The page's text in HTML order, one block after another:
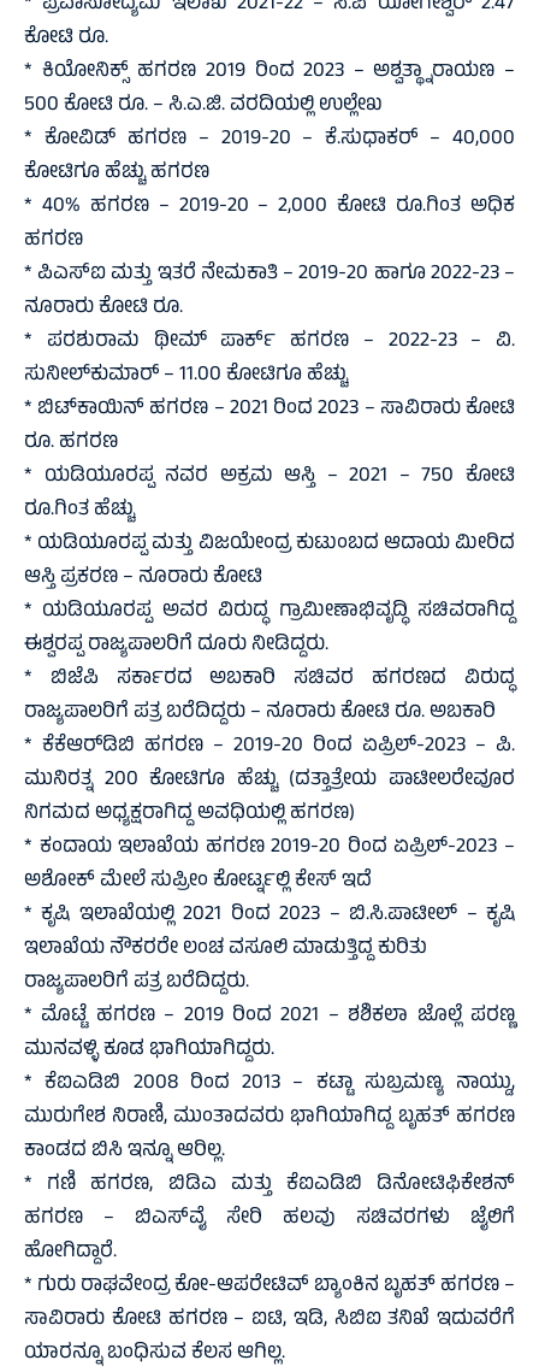
ಕೋಟಿ ರೂ.
* ಕಿಯೋನಿಕ್ಸ್ ಹಗರಣ 2019 ರಿಂದ 2023 – ಅಶ್ವತ್ಥ್ನಾರಾಯಣ –
500 ಕೋಟಿ ರೂ. – ಸಿ.ಎ.ಜಿ. ವರದಿಯಲ್ಲಿ ಉಲ್ಲೇಖ
* ಕೋವಿಡ್ ಹಗರಣ – 2019-20 – ಕೆ.ಸುಧಾಕರ್ – 40,000
ಕೋಟಿಗೂ ಹೆಚ್ಚು ಹಗರಣ
* 40% ಹಗರಣ – 2019-20 – 2,000 ಕೋಟಿ ರೂ.ಗಿಂತ ಅಧಿಕ
ಹಗರಣ
* ಪಿಎಸ್‌ಐ ಮತ್ತು ಇತರೆ ನೇಮಕಾತಿ – 2019-20 ಹಾಗೂ 2022-23 –
ನೂರಾರು ಕೋಟಿ ರೂ.
* ಪರಶುರಾಮ ಥೀಮ್ ಪಾರ್ಕ್ ಹಗರಣ – 2022-23 – ವಿ.
ಸುನೀಲ್‌ಕುಮಾರ್ – 11.00 ಕೋಟಿಗೂ ಹೆಚ್ಚು
* ಬಿಟ್‌ಕಾಯಿನ್ ಹಗರಣ – 2021 ರಿಂದ 2023 – ಸಾವಿರಾರು ಕೋಟಿ
ರೂ. ಹಗರಣ
* ಯಡಿಯೂರಪ್ಪ ನವರ ಅಕ್ರಮ ಆಸ್ತಿ – 2021 – 750 ಕೋಟಿ
ರೂ.ಗಿಂತ ಹೆಚ್ಚು
* ಯಡಿಯೂರಪ್ಪ ಮತ್ತು ವಿಜಯೇಂದ್ರ ಕುಟುಂಬದ ಆದಾಯ ಮೀರಿದ
ಆಸ್ತಿ ಪ್ರಕರಣ – ನೂರಾರು ಕೋಟಿ
* ಯಡಿಯೂರಪ್ಪ ಅವರ ವಿರುದ್ಧ ಗ್ರಾಮೀಣಾಭಿವೃದ್ಧಿ ಸಚಿವರಾಗಿದ್ದ
ಈಶ್ವರಪ್ಪ ರಾಜ್ಯಪಾಲರಿಗೆ ದೂರು ನೀಡಿದ್ದರು.
* ಬಿಜೆಪಿ ಸರ್ಕಾರದ ಅಬಕಾರಿ ಸಚಿವರ ಹಗರಣದ ವಿರುದ್ಧ
ರಾಜ್ಯಪಾಲರಿಗೆ ಪತ್ರ ಬರೆದಿದ್ದರು – ನೂರಾರು ಕೋಟಿ ರೂ. ಅಬಕಾರಿ
* ಕೆಕೆಆರ್‌ಡಿಬಿ ಹಗರಣ – 2019-20 ರಿಂದ ಏಪ್ರಿಲ್-2023 – ಪಿ.
ಮುನಿರತ್ನ 200 ಕೋಟಿಗೂ ಹೆಚ್ಚು (ದತ್ತಾತ್ರೇಯ ಪಾಟೀಲರೇವೂರ
ನಿಗಮದ ಅಧ್ಯಕ್ಷರಾಗಿದ್ದ ಅವಧಿಯಲ್ಲಿ ಹಗರಣ)
* ಕಂದಾಯ ಇಲಾಖೆಯ ಹಗರಣ 2019-20 ರಿಂದ ಏಪ್ರಿಲ್-2023 –
ಅಶೋಕ್ ಮೇಲೆ ಸುಪ್ರೀಂ ಕೋರ್ಟ್ನಲ್ಲಿ ಕೇಸ್ ಇದೆ
* ಕೃಷಿ ಇಲಾಖೆಯಲ್ಲಿ 2021 ರಿಂದ 2023 – ಬಿ.ಸಿ.ಪಾಟೀಲ್ – ಕೃಷಿ
ಇಲಾಖೆಯ ನೌಕರರೇ ಲಂಚ ವಸೂಲಿ ಮಾಡುತ್ತಿದ್ದ ಕುರಿತು
ರಾಜ್ಯಪಾಲರಿಗೆ ಪತ್ರ ಬರೆದಿದ್ದರು.
* ಮೊಟ್ಟೆ ಹಗರಣ – 2019 ರಿಂದ 2021 – ಶಶಿಕಲಾ ಜೊಲ್ಲೆ ಪರಣ್ಣ
ಮುನವಳ್ಳಿ ಕೂಡ ಭಾಗಿಯಾಗಿದ್ದರು.
* ಕೆಐಎಡಿಬಿ 2008 ರಿಂದ 2013 – ಕಟ್ಟಾ ಸುಬ್ರಮಣ್ಯ ನಾಯ್ಡು,
ಮುರುಗೇಶ ನಿರಾಣಿ, ಮುಂತಾದವರು ಭಾಗಿಯಾಗಿದ್ದ ಬೃಹತ್ ಹಗರಣ
ಕಾಂಡದ ಬಿಸಿ ಇನ್ನೂ ಆರಿಲ್ಲ.
* ಗಣಿ ಹಗರಣ, ಬಿಡಿಎ ಮತ್ತು ಕೆಐಎಡಿಬಿ ಡಿನೋಟಿಫಿಕೇಶನ್
ಹಗರಣ – ಬಿಎಸ್‌ವೈ ಸೇರಿ ಹಲವು ಸಚಿವರಗಳು ಜೈಲಿಗೆ
ಹೋಗಿದ್ದಾರೆ.
* ಗುರು ರಾಘವೇಂದ್ರ ಕೋ-ಆಪರೇಟಿವ್ ಬ್ಯಾಂಕಿನ ಬೃಹತ್ ಹಗರಣ –
ಸಾವಿರಾರು ಕೋಟಿ ಹಗರಣ – ಐಟಿ, ಇಡಿ, ಸಿಬಿಐ ತನಿಖೆ ಇದುವರೆಗೆ
ಯಾರನ್ನೂ ಬಂಧಿಸುವ ಕೆಲಸ ಆಗಿಲ್ಲ.